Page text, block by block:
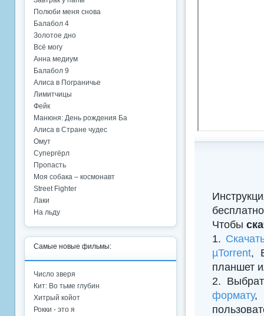
Чтобы
1.
µTorrent,
планшет
2.
формату,
Полюби меня снова
Балабол 4
Золотое дно
Всё могу
Анна медиум
Балабол 9
Алиса в Пограничье
Лимитчицы
Фейк
Манюня: День рождения Ба
Алиса в Стране чудес
Омут
Супергёрл
Пропасть
Моя собака – космонавт
Street Fighter
Лаки
На льду
Самые новые фильмы:
Число зверя
Кит: Во тьме глубин
Хитрый койот
Рокки - это я